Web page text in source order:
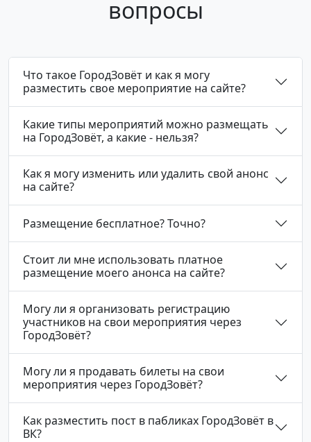
вопросы
Что такое ГородЗовёт и как я могу
разместить свое мероприятие на сайте?
Какие типы мероприятий можно размещать
на ГородЗовёт, а какие - нельзя?
Как я могу изменить или удалить свой анонс
на сайте?
Размещение бесплатное? Точно?
Стоит ли мне использовать платное
размещение моего анонса на сайте?
Могу ли я организовать регистрацию
участников на свои мероприятия через
ГородЗовёт?
Могу ли я продавать билеты на свои
мероприятия через ГородЗовёт?
Как разместить пост в пабликах ГородЗовёт в
ВК?